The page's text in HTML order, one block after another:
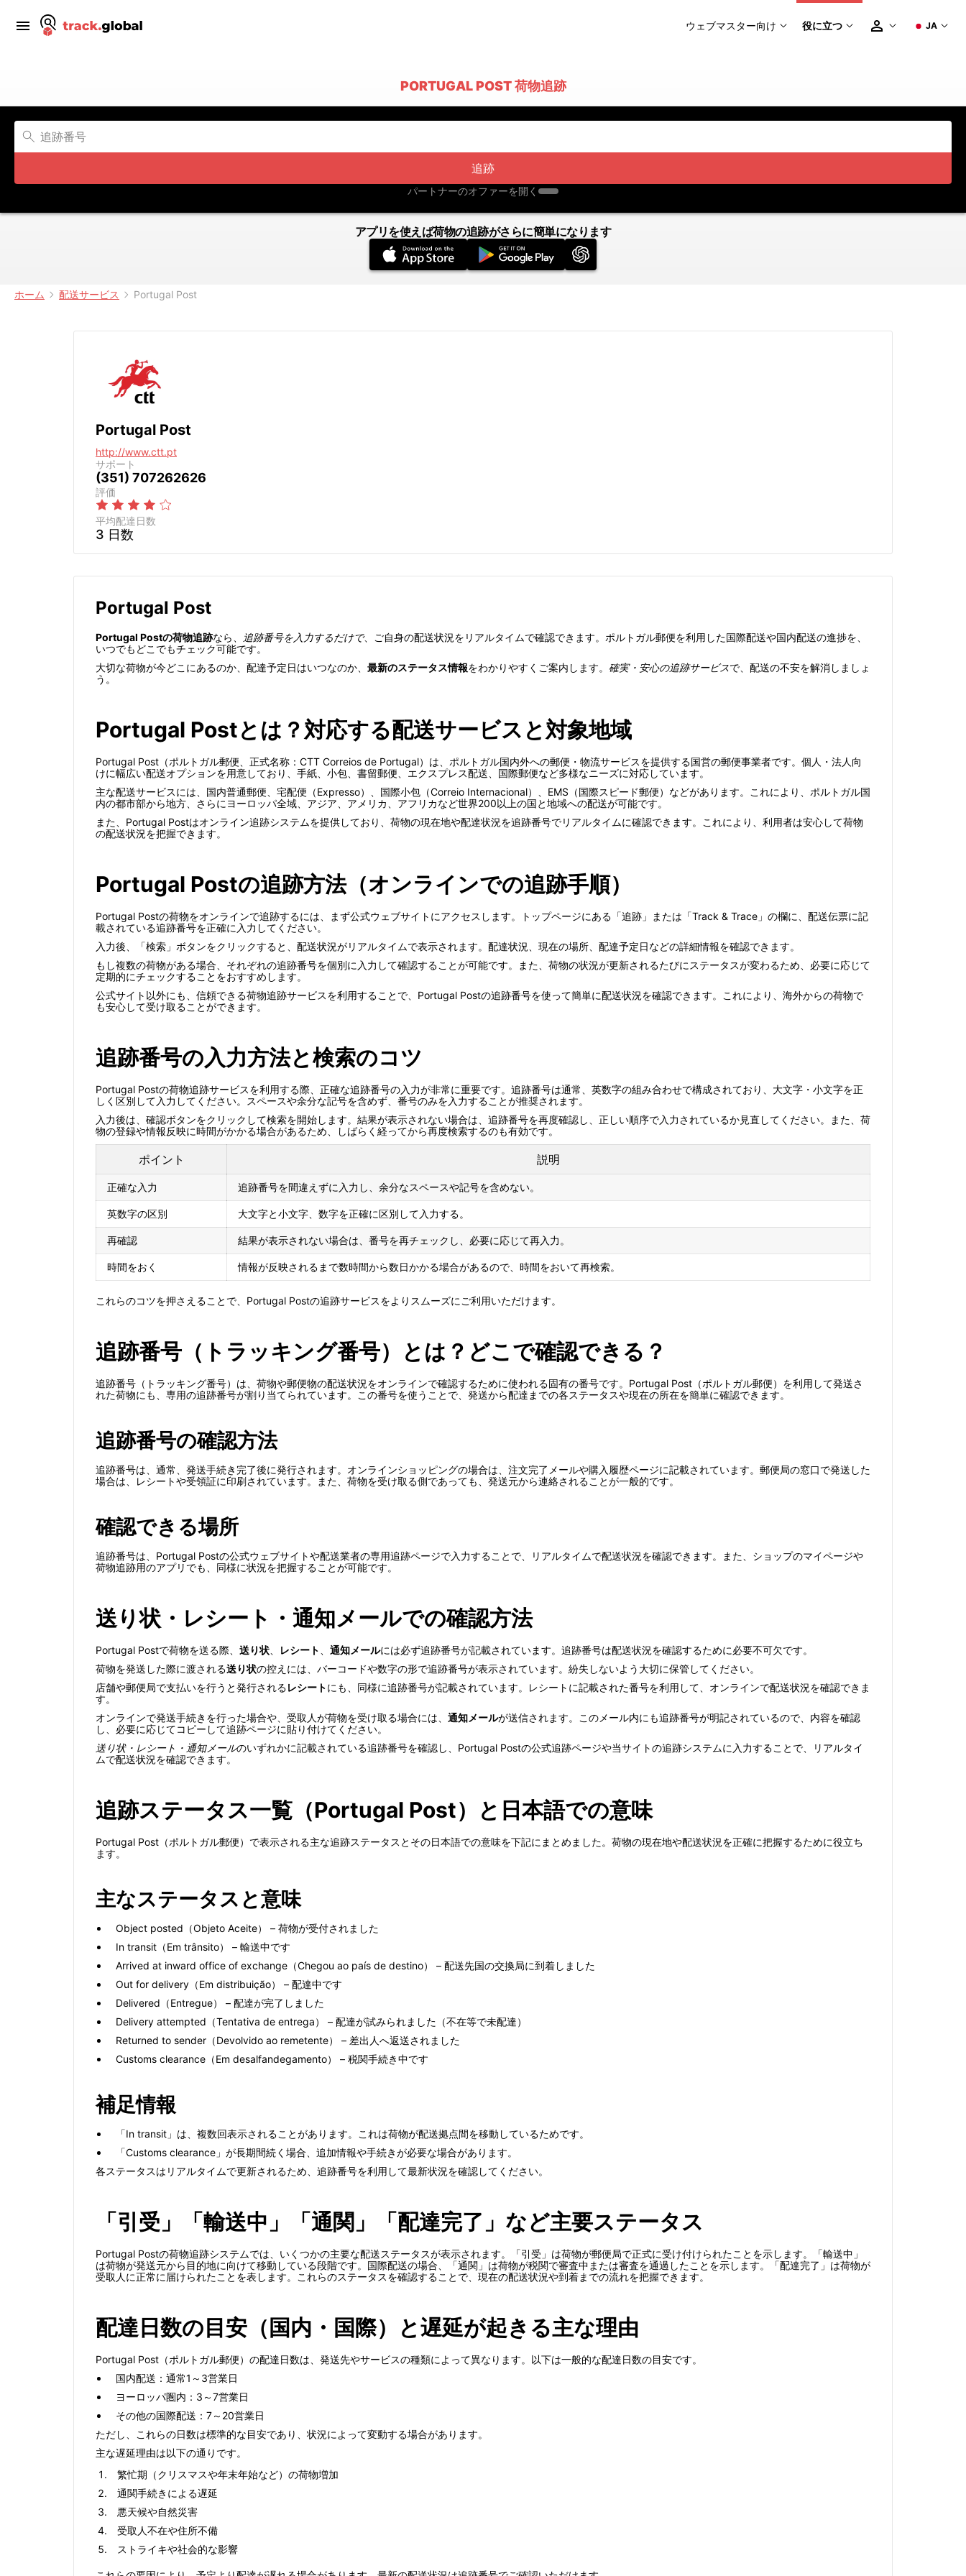
ウェブマスター向け 役に立つ JA
PORTUGAL POST 荷物追跡
追跡
パートナーのオファーを開く
アプリを使えば荷物の追跡がさらに簡単になります
ホーム 配送サービス Portugal Post
Portugal Post
http://www.ctt.pt
サポート
(351) 707262626
評価
平均配達日数
3 日数
Portugal Post
Portugal Postの荷物追跡なら、 追跡番号を入力するだけで、ご自身の配送状況をリアルタイムで確認できます。ポルトガル郵便を利用した国際配送や国内配送の進捗を、
いつでもどこでもチェック可能です。
大切な荷物が今どこにあるのか、配達予定日はいつなのか、 最新のステータス情報をわかりやすくご案内します。 確実・安心の追跡サービスで、配送の不安を解消しましょ
う。
Portugal Postとは？対応する配送サービスと対象地域
Portugal Post（ポルトガル郵便、正式名称：CTT Correios de Portugal）は、ポルトガル国内外への郵便・物流サービスを提供する国営の郵便事業者です。個人・法人向
けに幅広い配送オプションを用意しており、手紙、小包、書留郵便、エクスプレス配送、国際郵便など多様なニーズに対応しています。
主な配送サービスには、国内普通郵便、宅配便（Expresso）、国際小包（Correio Internacional）、EMS（国際スピード郵便）などがあります。これにより、ポルトガル国
内の都市部から地方、さらにヨーロッパ全域、アジア、アメリカ、アフリカなど世界200以上の国と地域への配送が可能です。
また、Portugal Postはオンライン追跡システムを提供しており、荷物の現在地や配達状況を追跡番号でリアルタイムに確認できます。これにより、利用者は安心して荷物
の配送状況を把握できます。
Portugal Postの追跡方法（オンラインでの追跡手順）
Portugal Postの荷物をオンラインで追跡するには、まず公式ウェブサイトにアクセスします。トップページにある「追跡」または「Track & Trace」の欄に、配送伝票に記
載されている追跡番号を正確に入力してください。
入力後、「検索」ボタンをクリックすると、配送状況がリアルタイムで表示されます。配達状況、現在の場所、配達予定日などの詳細情報を確認できます。
もし複数の荷物がある場合、それぞれの追跡番号を個別に入力して確認することが可能です。また、荷物の状況が更新されるたびにステータスが変わるため、必要に応じて
定期的にチェックすることをおすすめします。
公式サイト以外にも、信頼できる荷物追跡サービスを利用することで、Portugal Postの追跡番号を使って簡単に配送状況を確認できます。これにより、海外からの荷物で
も安心して受け取ることができます。
追跡番号の入力方法と検索のコツ
Portugal Postの荷物追跡サービスを利用する際、正確な追跡番号の入力が非常に重要です。追跡番号は通常、英数字の組み合わせで構成されており、大文字・小文字を正
しく区別して入力してください。スペースや余分な記号を含めず、番号のみを入力することが推奨されます。
入力後は、確認ボタンをクリックして検索を開始します。結果が表示されない場合は、追跡番号を再度確認し、正しい順序で入力されているか見直してください。また、荷
物の登録や情報反映に時間がかかる場合があるため、しばらく経ってから再度検索するのも有効です。
ポイント 説明
正確な入力 追跡番号を間違えずに入力し、余分なスペースや記号を含めない。
英数字の区別 大文字と小文字、数字を正確に区別して入力する。
再確認 結果が表示されない場合は、番号を再チェックし、必要に応じて再入力。
時間をおく 情報が反映されるまで数時間から数日かかる場合があるので、時間をおいて再検索。
これらのコツを押さえることで、Portugal Postの追跡サービスをよりスムーズにご利用いただけます。
追跡番号（トラッキング番号）とは？どこで確認できる？
追跡番号（トラッキング番号）は、荷物や郵便物の配送状況をオンラインで確認するために使われる固有の番号です。Portugal Post（ポルトガル郵便）を利用して発送さ
れた荷物にも、専用の追跡番号が割り当てられています。この番号を使うことで、発送から配達までの各ステータスや現在の所在を簡単に確認できます。
追跡番号の確認方法
追跡番号は、通常、発送手続き完了後に発行されます。オンラインショッピングの場合は、注文完了メールや購入履歴ページに記載されています。郵便局の窓口で発送した
場合は、レシートや受領証に印刷されています。また、荷物を受け取る側であっても、発送元から連絡されることが一般的です。
確認できる場所
追跡番号は、Portugal Postの公式ウェブサイトや配送業者の専用追跡ページで入力することで、リアルタイムで配送状況を確認できます。また、ショップのマイページや
荷物追跡用のアプリでも、同様に状況を把握することが可能です。
送り状・レシート・通知メールでの確認方法
Portugal Postで荷物を送る際、 送り状 レシート 通知メールには必ず追跡番号が記載されています。追跡番号は配送状況を確認するために必要不可欠です。
荷物を発送した際に渡される送り状の控えには、バーコードや数字の形で追跡番号が表示されています。紛失しないよう大切に保管してください。
店舗や郵便局で支払いを行うと発行されるレシートにも、同様に追跡番号が記載されています。レシートに記載された番号を利用して、オンラインで配送状況を確認できま
す。
オンラインで発送手続きを行った場合や、受取人が荷物を受け取る場合には、 通知メールが送信されます。このメール内にも追跡番号が明記されているので、内容を確認
し、必要に応じてコピーして追跡ページに貼り付けてください。
送り状・レシート・通知メールのいずれかに記載されている追跡番号を確認し、Portugal Postの公式追跡ページや当サイトの追跡システムに入力することで、リアルタイ
ムで配送状況を確認できます。
追跡ステータス一覧（Portugal Post）と日本語での意味
Portugal Post（ポルトガル郵便）で表示される主な追跡ステータスとその日本語での意味を下記にまとめました。荷物の現在地や配送状況を正確に把握するために役立ち
ます。
主なステータスと意味
Object posted（Objeto Aceite） – 荷物が受付されました
In transit（Em trânsito） – 輸送中です
Arrived at inward office of exchange（Chegou ao país de destino） – 配送先国の交換局に到着しました
Out for delivery（Em distribuição） – 配達中です
Delivered（Entregue） – 配達が完了しました
Delivery attempted（Tentativa de entrega） – 配達が試みられました（不在等で未配達）
Returned to sender（Devolvido ao remetente） – 差出人へ返送されました
Customs clearance（Em desalfandegamento） – 税関手続き中です
補足情報
「In transit」は、複数回表示されることがあります。これは荷物が配送拠点間を移動しているためです。
「Customs clearance」が長期間続く場合、追加情報や手続きが必要な場合があります。
各ステータスはリアルタイムで更新されるため、追跡番号を利用して最新状況を確認してください。
「引受」「輸送中」「通関」「配達完了」など主要ステータス
Portugal Postの荷物追跡システムでは、いくつかの主要な配送ステータスが表示されます。「引受」は荷物が郵便局で正式に受け付けられたことを示します。「輸送中」
は荷物が発送元から目的地に向けて移動している段階です。国際配送の場合、「通関」は荷物が税関で審査中または審査を通過したことを示します。「配達完了」は荷物が
受取人に正常に届けられたことを表します。これらのステータスを確認することで、現在の配送状況や到着までの流れを把握できます。
配達日数の目安（国内・国際）と遅延が起きる主な理由
Portugal Post（ポルトガル郵便）の配達日数は、発送先やサービスの種類によって異なります。以下は一般的な配達日数の目安です。
国内配送：通常1～3営業日
ヨーロッパ圏内：3～7営業日
その他の国際配送：7～20営業日
ただし、これらの日数は標準的な目安であり、状況によって変動する場合があります。
主な遅延理由は以下の通りです。
繁忙期（クリスマスや年末年始など）の荷物増加
通関手続きによる遅延
悪天候や自然災害
受取人不在や住所不備
ストライキや社会的な影響